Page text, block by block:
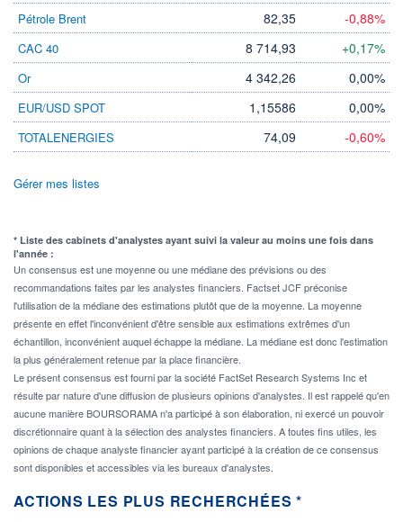
Pétrole Brent 82,35 -0,88%
CAC 40 8 714,93 +0,17%
Or 4 342,26 0,00%
EUR/USD SPOT 1,15586 0,00%
TOTALENERGIES 74,09 -0,60%
Gérer mes listes
* Liste des cabinets d'analystes ayant suivi la valeur au moins une fois dans
l'année :
Un consensus est une moyenne ou une médiane des prévisions ou des
recommandations faites par les analystes financiers. Factset JCF préconise
l'utilisation de la médiane des estimations plutôt que de la moyenne. La moyenne
présente en effet l'inconvénient d'être sensible aux estimations extrêmes d'un
échantillon, inconvénient auquel échappe la médiane. La médiane est donc l'estimation
la plus généralement retenue par la place financière.
Le présent consensus est fourni par la société FactSet Research Systems Inc et
résulte par nature d'une diffusion de plusieurs opinions d'analystes. Il est rappelé qu'en
aucune manière BOURSORAMA n'a participé à son élaboration, ni exercé un pouvoir
discrétionnaire quant à la sélection des analystes financiers. A toutes fins utiles, les
opinions de chaque analyste financier ayant participé à la création de ce consensus
sont disponibles et accessibles via les bureaux d'analystes.
ACTIONS LES PLUS RECHERCHÉES *